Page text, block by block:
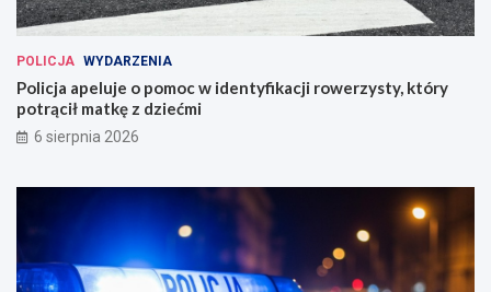
POLICJA WYDARZENIA
Policja apeluje o pomoc w identyfikacji rowerzysty, który
potrącił matkę z dziećmi
6 sierpnia 2026